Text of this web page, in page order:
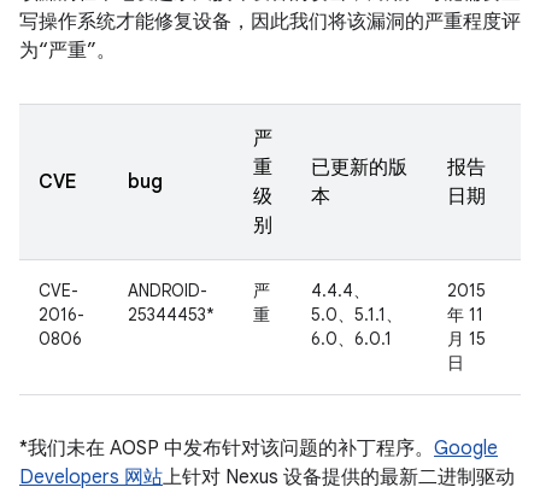
写操作系统才能修复设备，因此我们将该漏洞的严重程度评
为“严重”。
CVE bug
严
重
级
别
已更新的版
本
报告
日期
CVE-
2016-
0806
ANDROID-
25344453*
严
重
4.4.4、
5.0、5.1.1、
6.0、6.0.1
2015
年 11
月 15
日
*我们未在 AOSP 中发布针对该问题的补丁程序。 Google
Developers 网站上针对 Nexus 设备提供的最新二进制驱动